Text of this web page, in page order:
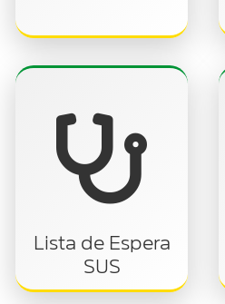
Lista de Espera
SUS